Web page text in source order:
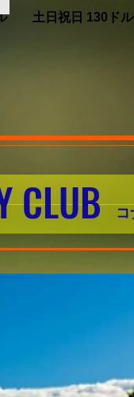
土日祝日 130ドル
コ
CLUB